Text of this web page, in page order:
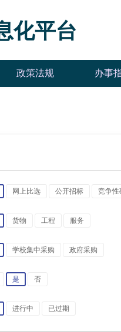
化平台
政策法规 办事
网上比选 公开招标 竞争性
货物 工程 服务
学校集中采购 政府采购
是 否
进行中 已过期